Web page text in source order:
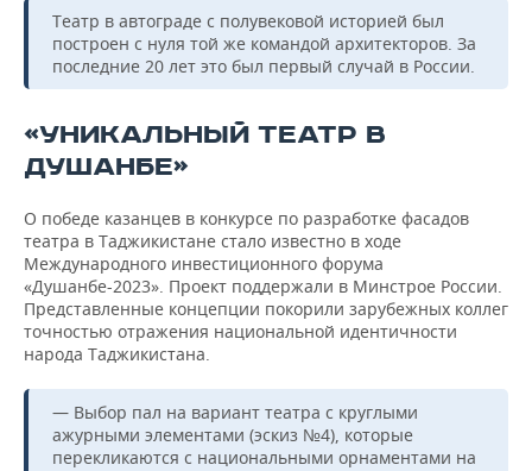
Театр в автограде с полувековой историей был
построен с нуля той же командой архитекторов. За
последние 20 лет это был первый случай в России.
«УНИКАЛЬНЫЙ ТЕАТР В
ДУШАНБЕ»
О победе казанцев в конкурсе по разработке фасадов
театра в Таджикистане стало известно в ходе
Международного инвестиционного форума
«Душанбе-2023». Проект поддержали в Минстрое России.
Представленные концепции покорили зарубежных коллег
точностью отражения национальной идентичности
народа Таджикистана.
— Выбор пал на вариант театра с круглыми
ажурными элементами (эскиз №4), которые
перекликаются с национальными орнаментами на